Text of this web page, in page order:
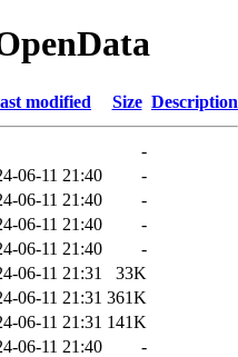
modified Size Description
-
06-11 21:40
-
06-11 21:40
-
06-11 21:40
-
06-11 21:40
-
06-11 21:31
33K
06-11 21:31 361K
06-11 21:31 141K
06-11 21:40
-